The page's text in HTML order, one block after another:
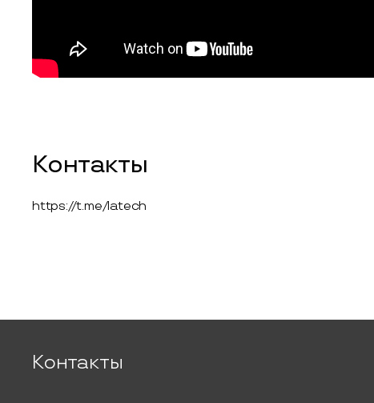
Контакты
https://t.me/latech
Контакты